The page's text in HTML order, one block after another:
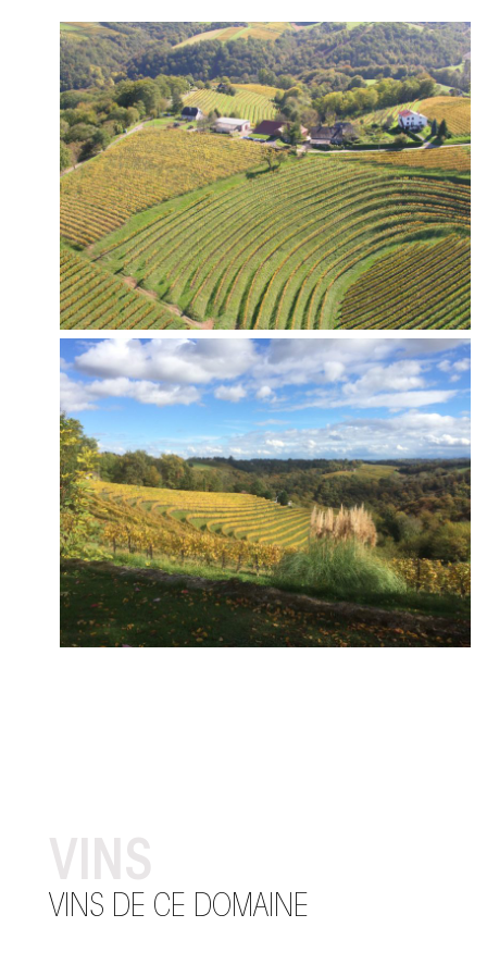
VINS
VINS DE CE DOMAINE